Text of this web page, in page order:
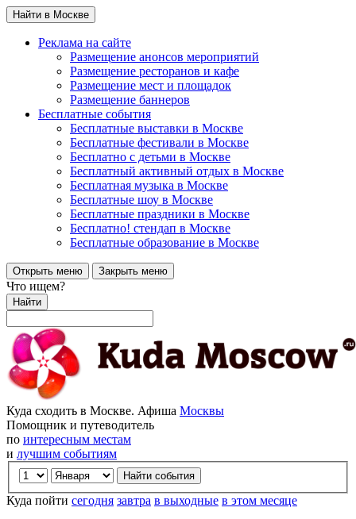
Найти в Москве
Реклама на сайте
Размещение анонсов мероприятий
Размещение ресторанов и кафе
Размещение мест и площадок
Размещение баннеров
Бесплатные события
Бесплатные выставки в Москве
Бесплатные фестивали в Москве
Бесплатно с детьми в Москве
Бесплатный активный отдых в Москве
Бесплатная музыка в Москве
Бесплатные шоу в Москве
Бесплатные праздники в Москве
Бесплатно! стендап в Москве
Бесплатные образование в Москве
Открыть меню Закрыть меню
Что ищем?
Найти
Куда сходить в Москве. Афиша Москвы
Помощник и путеводитель
по интересным местам
и лучшим событиям
Куда пойти сегодня завтра в выходные в этом месяце